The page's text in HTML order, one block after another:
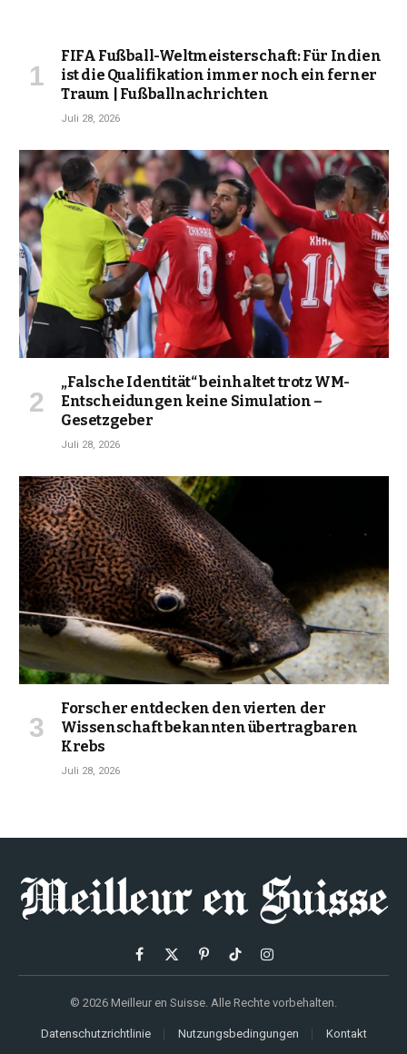
FIFA Fußball-Weltmeisterschaft: Für Indien
ist die Qualifikation immer noch ein ferner
Traum | Fußballnachrichten
Juli 28, 2026
„Falsche Identität“ beinhaltet trotz WM-
Entscheidungen keine Simulation –
Gesetzgeber
Juli 28, 2026
Forscher entdecken den vierten der
Wissenschaft bekannten übertragbaren
Krebs
Juli 28, 2026
Facebook
X
PinterestTikTokInstagram
© 2026 Meilleur en Suisse. Alle Rechte vorbehalten.
Datenschutzrichtlinie Nutzungsbedingungen Kontakt